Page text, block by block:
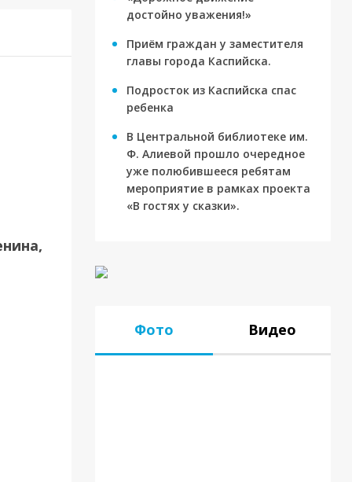
достойно уважения!»
Приём граждан у заместителя
главы города Каспийска.
Подросток из Каспийска спас
ребенка
В Центральной библиотеке им.
Ф. Алиевой прошло очередное
уже полюбившееся ребятам
мероприятие в рамках проекта
«В гостях у сказки».
Фото Видео